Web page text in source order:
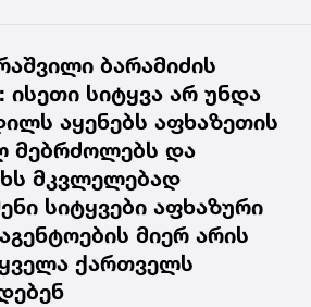
ბარამიძის
ისეთი სიტყვა არ უნდა
აყენებს აფხაზეთის
მებრძოლებს და
მკვლელებად
სიტყვები აფხაზური
მიერ არის
ქართველს